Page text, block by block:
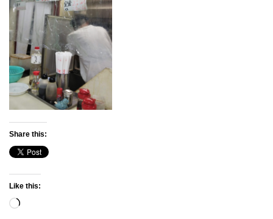
Share this:
Like this:
Loading…